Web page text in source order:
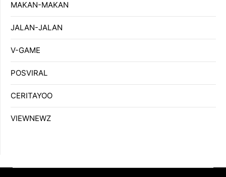
MAKAN-MAKAN
JALAN-JALAN
V-GAME
POSVIRAL
CERITAYOO
VIEWNEWZ